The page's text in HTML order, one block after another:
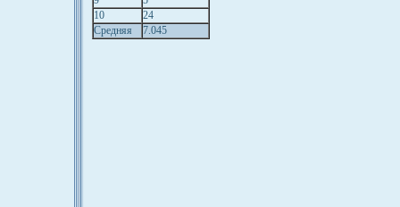
10
24
Средняя
7.045